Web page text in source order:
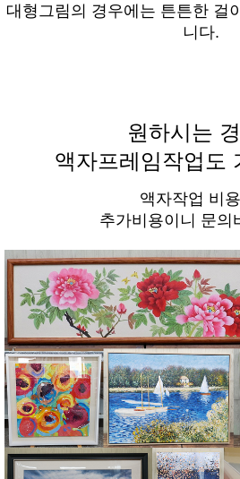
대형그림의 경우에는 튼튼한 걸
니다.
원하시는
액자프레임작업도
액자작업 비
추가비용이니 문의